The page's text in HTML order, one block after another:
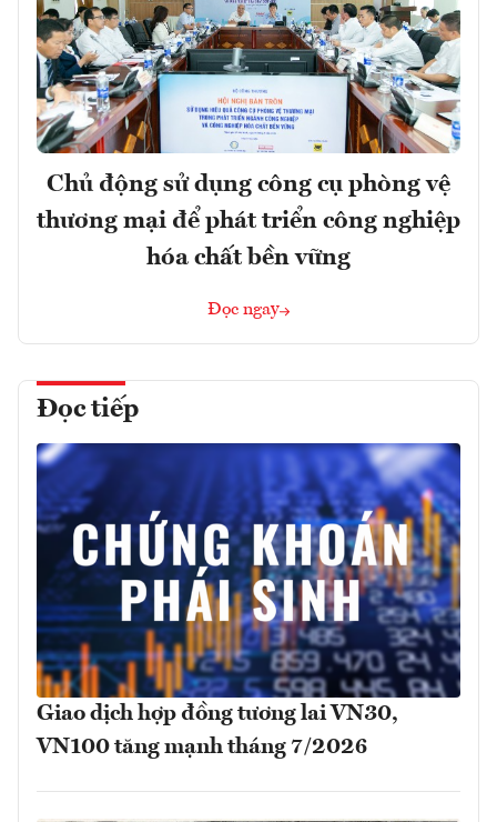
Chủ động sử dụng công cụ phòng vệ
thương mại để phát triển công nghiệp
hóa chất bền vững
Đọc ngay
Đọc tiếp
Giao dịch hợp đồng tương lai VN30,
VN100 tăng mạnh tháng 7/2026